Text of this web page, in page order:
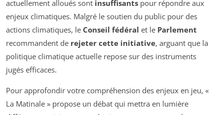
actuellement alloués sont insuffisants pour répondre aux
enjeux climatiques. Malgré le soutien du public pour des
actions climatiques, le Conseil fédéral et le Parlement
recommandent de rejeter cette initiative, arguant que la
politique climatique actuelle repose sur des instruments
jugés efficaces.
Pour approfondir votre compréhension des enjeux en jeu, «
La Matinale » propose un débat qui mettra en lumière